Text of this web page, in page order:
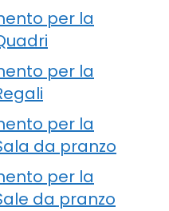
per la
per la
per la
da pranzo
per la
da pranzo